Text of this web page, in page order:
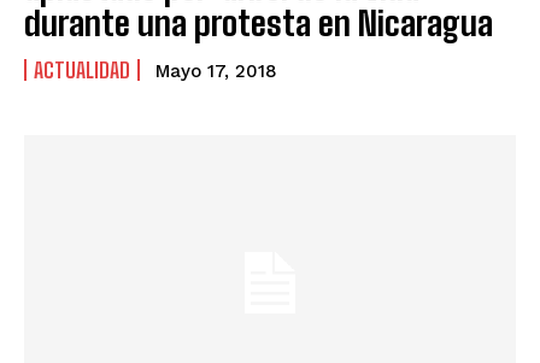
durante una protesta en Nicaragua
ACTUALIDAD Mayo 17, 2018